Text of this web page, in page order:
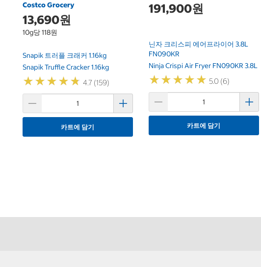
Costco Grocery
13,690원
10g당 118원
Snapik 트러플 크래커 1.16kg
Snapik Truffle Cracker 1.16kg
★★★★★
★★★★★ 4.7 (159)
카트에 담기
191,900원
닌자 크리스피 에어프라이어 3.8L
FN090KR
Ninja Crispi Air Fryer FN090KR 3.8L
★★★★★
★★★★★ 5.0 (6)
카트에 담기